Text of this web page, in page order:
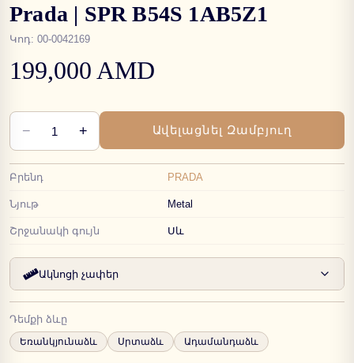
Prada | SPR B54S 1AB5Z1
Կոդ: 00-0042169
199,000 AMD
− 1 + Ավելացնել Զամբյուղ
Բրենդ PRADA
Նյութ Metal
Շրջանակի գույն Սև
Ակնոցի չափեր
Դեմքի ձևը
Եռանկյունաձև Սրտաձև Ադամանդաձև